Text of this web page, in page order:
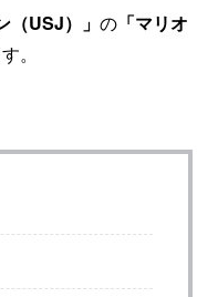
（USJ）」 の 「マリオ
。